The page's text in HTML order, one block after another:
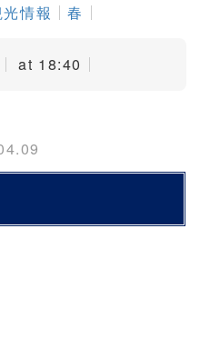
情報 春
at 18:40